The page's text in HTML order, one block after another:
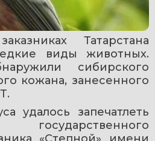
Татарстана
виды животных.
сибирского
кожана, занесенного
удалось запечатлеть